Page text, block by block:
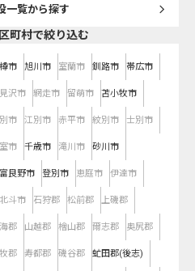
一覧から探す
町村で絞り込む
市 旭川市 室蘭市 釧路市 帯広市
沢市 網走市 留萌市 苫小牧市
市 江別市 赤平市 紋別市 士別市
市 千歳市 滝川市 砂川市
富良野市 登別市 恵庭市 伊達市
北斗市 石狩郡 松前郡 上磯郡
郡 山越郡 檜山郡 爾志郡 奥尻郡
郡 寿都郡 磯谷郡 虻田郡(後志)